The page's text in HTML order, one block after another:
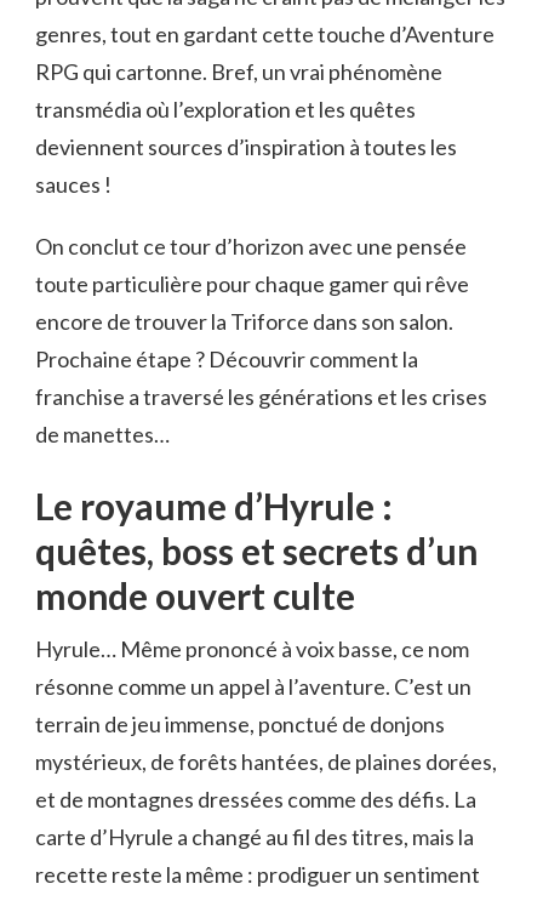
genres, tout en gardant cette touche d’Aventure
RPG qui cartonne. Bref, un vrai phénomène
transmédia où l’exploration et les quêtes
deviennent sources d’inspiration à toutes les
sauces !
On conclut ce tour d’horizon avec une pensée
toute particulière pour chaque gamer qui rêve
encore de trouver la Triforce dans son salon.
Prochaine étape ? Découvrir comment la
franchise a traversé les générations et les crises
de manettes…
Le royaume d’Hyrule :
quêtes, boss et secrets d’un
monde ouvert culte
Hyrule… Même prononcé à voix basse, ce nom
résonne comme un appel à l’aventure. C’est un
terrain de jeu immense, ponctué de donjons
mystérieux, de forêts hantées, de plaines dorées,
et de montagnes dressées comme des défis. La
carte d’Hyrule a changé au fil des titres, mais la
recette reste la même : prodiguer un sentiment